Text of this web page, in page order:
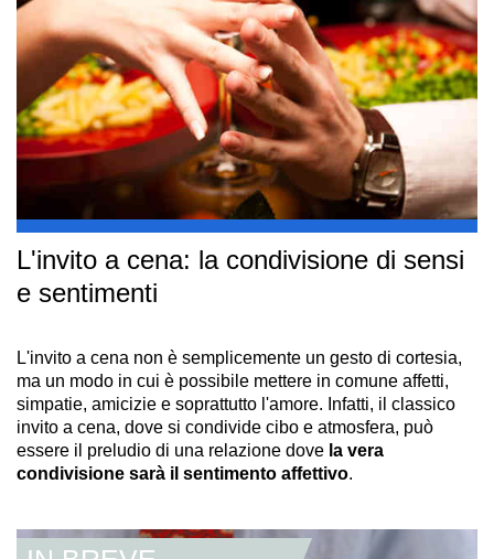
L'invito a cena: la condivisione di sensi
e sentimenti
L'invito a cena non è semplicemente un gesto di cortesia,
ma un modo in cui è possibile mettere in comune affetti,
simpatie, amicizie e soprattutto l'amore. Infatti, il classico
invito a cena, dove si condivide cibo e atmosfera, può
essere il preludio di una relazione dove la vera
condivisione sarà il sentimento affettivo.